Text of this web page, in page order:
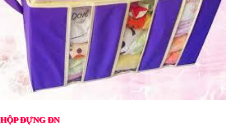
HỘP ĐỰNG ĐN